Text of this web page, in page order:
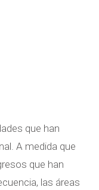
que han
A medida que
que han
las áreas